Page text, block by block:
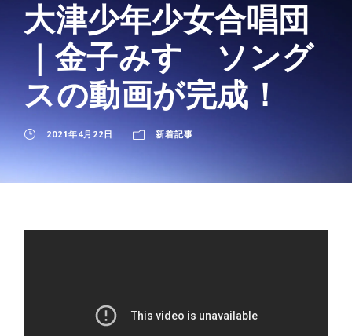
大津少年少女合唱団
｜金子みすゞソング
スの動画が完成！
2021年4月22日 新着記事